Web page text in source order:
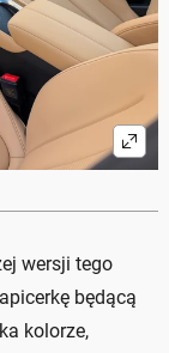
wersji tego
będącą
kolorze,